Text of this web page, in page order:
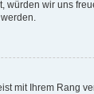
würden wir uns
mit Ihrem Rang